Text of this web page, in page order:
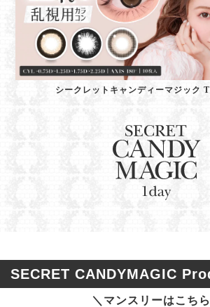
シークレットキャンディーマジック
SECRET CANDYMAGIC
＼マンスリーはこち